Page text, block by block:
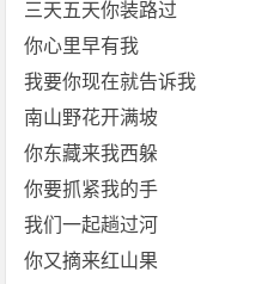
三天五天你装路过
你心里早有我
我要你现在就告诉我
南山野花开满坡
你东藏来我西躲
你要抓紧我的手
我们一起趟过河
你又摘来红山果